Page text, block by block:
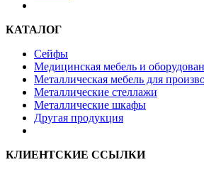
КАТАЛОГ
Сейфы
Медицинская мебель и
Металлическая мебель для
Металлические стеллажи
Металлические шкафы
Другая продукция
КЛИЕНТСКИЕ ССЫЛКИ